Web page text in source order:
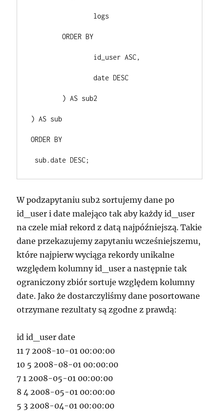
logs
ORDER BY
id_user ASC,
date DESC
) AS sub2
) AS sub
ORDER BY
W podzapytaniu sub2 sortujemy dane po
id_user i date malejąco tak aby każdy id_user
na czele miał rekord z datą najpóźniejszą. Takie
dane przekazujemy zapytaniu wcześniejszemu,
które najpierw wyciąga rekordy unikalne
względem kolumny id_user a następnie tak
ograniczony zbiór sortuje względem kolumny
date. Jako że dostarczyliśmy dane posortowane
otrzymane rezultaty są zgodne z prawdą:
id id_user date
11 7 2008-10-01 00:00:00
10 5 2008-08-01 00:00:00
7 1 2008-05-01 00:00:00
8 4 2008-05-01 00:00:00
5 3 2008-04-01 00:00:00